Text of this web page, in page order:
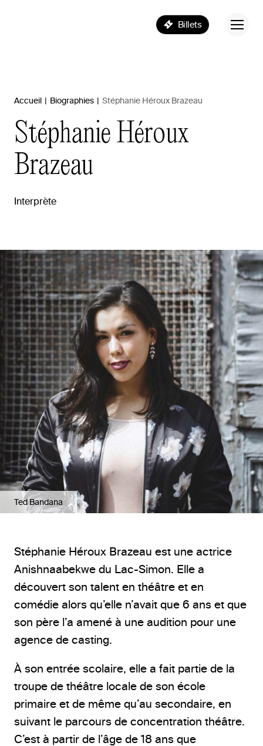
Billets
Accueil | Biographies | Stéphanie Héroux Brazeau
Stéphanie Héroux
Brazeau
Interprète
Ted Bandana
Stéphanie Héroux Brazeau est une actrice
Anishnaabekwe du Lac-Simon. Elle a
découvert son talent en théâtre et en
comédie alors qu’elle n’avait que 6 ans et que
son père l’a amené à une audition pour une
agence de casting.
À son entrée scolaire, elle a fait partie de la
troupe de théâtre locale de son école
primaire et de même qu’au secondaire, en
suivant le parcours de concentration théâtre.
C’est à partir de l’âge de 18 ans que